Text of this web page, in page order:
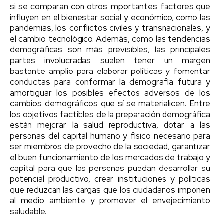
si se comparan con otros importantes factores que
influyen en el bienestar social y económico, como las
pandemias, los conflictos civiles y transnacionales, y
el cambio tecnológico. Además, como las tendencias
demográficas son más previsibles, las principales
partes involucradas suelen tener un margen
bastante amplio para elaborar políticas y fomentar
conductas para conformar la demografía futura y
amortiguar los posibles efectos adversos de los
cambios demográficos que sí se materialicen. Entre
los objetivos factibles de la preparación demográfica
están mejorar la salud reproductiva, dotar a las
personas del capital humano y físico necesario para
ser miembros de provecho de la sociedad, garantizar
el buen funcionamiento de los mercados de trabajo y
capital para que las personas puedan desarrollar su
potencial productivo, crear instituciones y políticas
que reduzcan las cargas que los ciudadanos imponen
al medio ambiente y promover el envejecimiento
saludable.